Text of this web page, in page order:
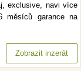
exclusive, navi více
měsíců garance na
Zobrazit inzerát